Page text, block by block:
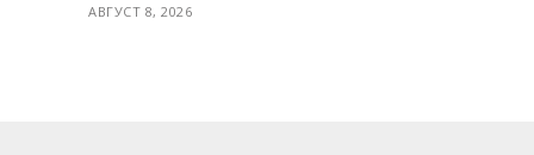
АВГУСТ 8, 2026